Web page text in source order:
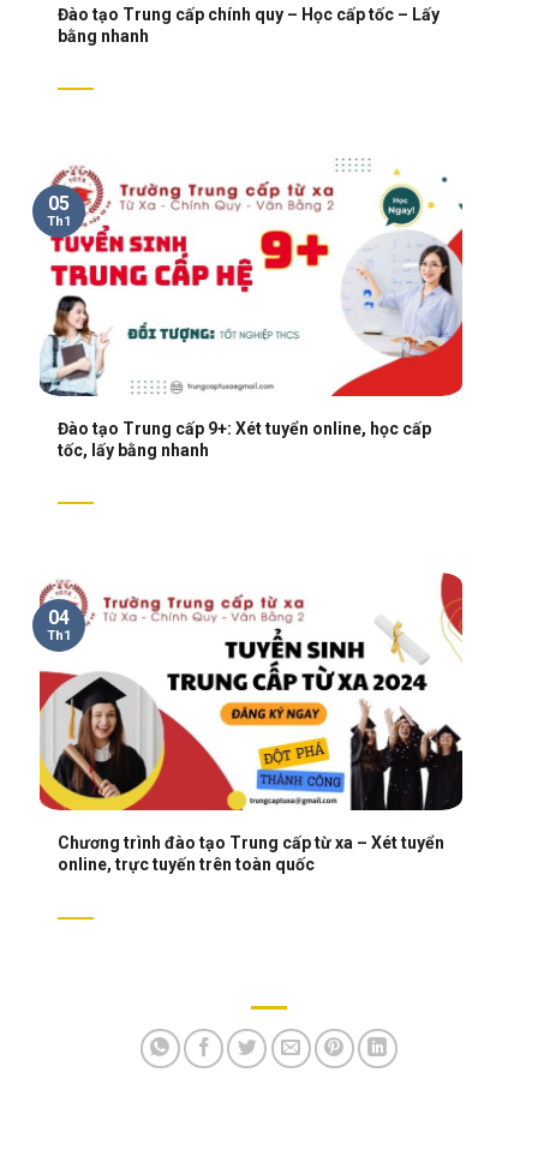
Đào tạo Trung cấp chính quy – Học cấp tốc – Lấy
bằng nhanh
Đào tạo Trung cấp 9+: Xét tuyển online, học cấp
tốc, lấy bằng nhanh
05
Th1
Chương trình đào tạo Trung cấp từ xa – Xét tuyển
online, trực tuyến trên toàn quốc
04
Th1